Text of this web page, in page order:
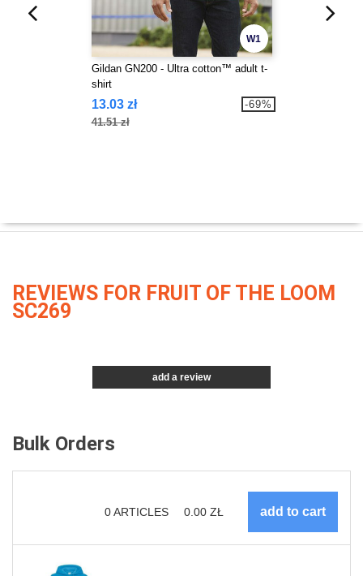
W1
Gildan GN200 - Ultra cotton™ adult t-
shirt
13.03 zł
41.51 zł
-69%
REVIEWS FOR FRUIT OF THE LOOM
SC269
add a review
Bulk Orders
0ARTICLES 0.00 ZŁ